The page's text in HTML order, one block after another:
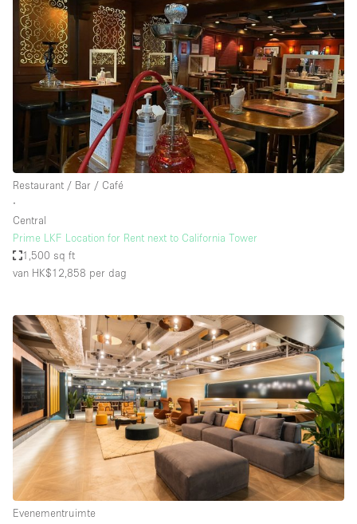
Restaurant / Bar / Café
∙
Central
Prime LKF Location for Rent next to California Tower
1,500 sq ft
van HK$12,858 per dag
Evenementruimte